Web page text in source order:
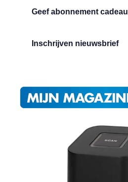
Geef abonnement cadeau
Inschrijven nieuwsbrief